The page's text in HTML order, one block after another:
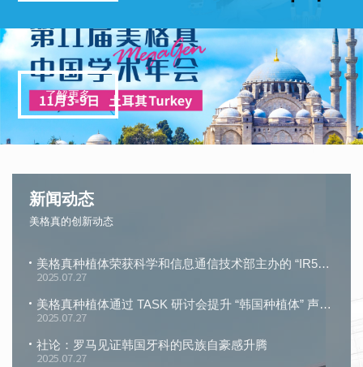
了解更多
新闻动态
美格真的创新动态
美格真种植体荣获科学和信息通信技术部主办的 “IR52 张英实奖”
2025.07.27
美格真种植体通过 TASK 研讨会提升 “韩国种植体” 声誉！
2025.07.27
社论：罗马见证韩国牙科的民族自豪感升腾
2025.07.27